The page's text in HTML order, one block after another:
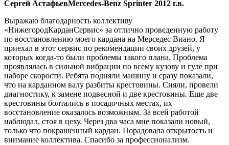
Сергей АстафьевMercedes-Benz Sprinter 2012 г.в.
Выражаю благодарность коллективу
«НижегородКарданСервис» за отлично проведенную работу
по восстановлению моего кардана на Мерседес Виано. Я
приехал в этот сервис по рекомендации своих друзей, у
которых когда-то были проблемы такого плана. Проблема
проявлялась в сильной вибрации по всему кузову и гуле при
наборе скорости. Ребята подняли машину и сразу показали,
что на карданном валу разбиты крестовины. Сняли, провели
диагностику, к замене подвесной и две крестовины. Еще две
крестовины болтались в посадочных местах, их
восстановление оказалось возможным. За всей работой
наблюдал, стоя в цеху. Через два часа мне показали новый,
только что покрашенный кардан. Порадовала открытость и
внимание коллектива. Спасибо за профессионализм.